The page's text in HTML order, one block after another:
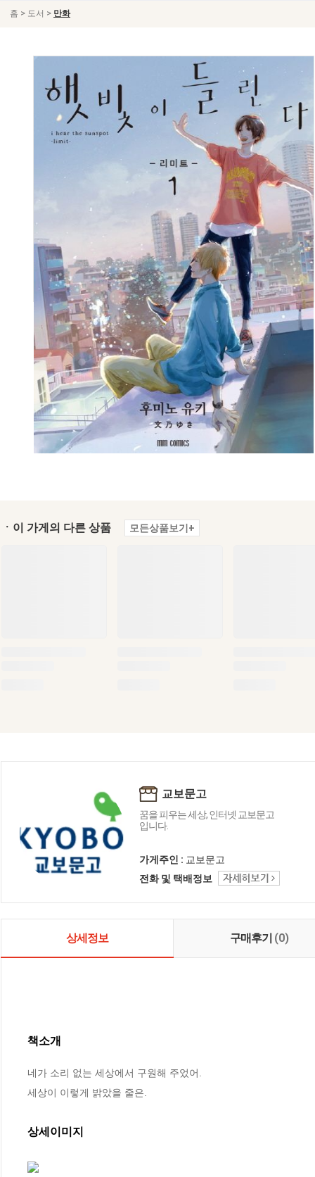
홈 > 도서 > 만화
ㆍ이 가게의 다른 상품 모든상품보기+
교보문고
꿈을 피우는 세상, 인터넷 교보문고
입니다.
가게주인 : 교보문고
전화 및 택배정보
상세정보 구매후기 (0)
책소개
네가 소리 없는 세상에서 구원해 주었어.
세상이 이렇게 밝았을 줄은.
상세이미지